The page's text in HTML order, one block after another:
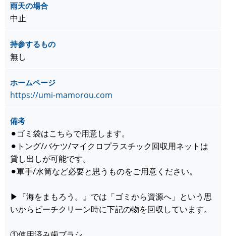
雨天の場合
中止
持参するもの
無し
ホームページ
https://umi-mamorou.com
備考
⚫︎ゴミ袋はこちらで用意します。
⚫︎トング/バケツ/マイクロプラスチック回収用ネットは
貸し出しが可能です。
⚫︎軍手/水筒など必要と思うものをご用意ください。
▶︎『海をまもろう。』では「ゴミから資源へ」という思
いからビーチクリーン時に下記の物を回収しています。